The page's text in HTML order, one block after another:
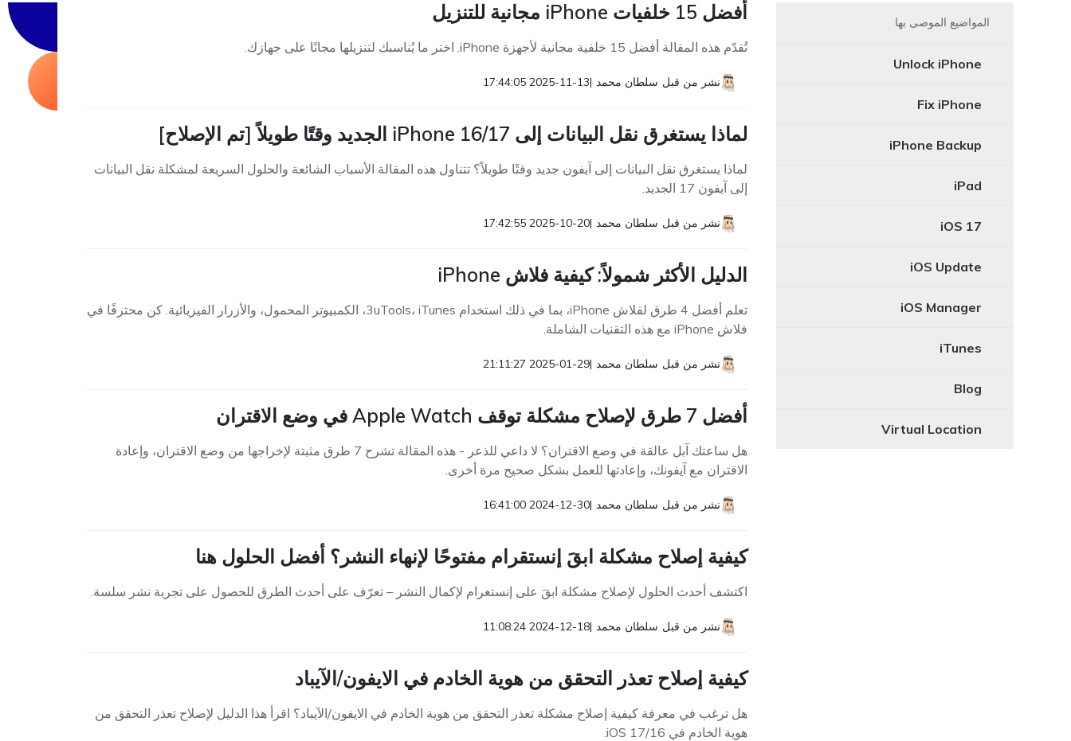
المواضيع الموصى بها
Unlock iPhone
Fix iPhone
iPhone Backup
iPad
iOS 17
iOS Update
iOS Manager
iTunes
Blog
Virtual Location
أفضل 15 خلفيات iPhone مجانية للتنزيل
تُقدّم هذه المقالة أفضل 15 خلفية مجانية لأجهزة iPhone. اختر ما يُناسبك لتنزيلها مجانًا على جهازك.
نشر من قبل سلطان محمد |
2025-11-13 17:44:05
لماذا يستغرق نقل البيانات إلى iPhone 16/17 الجديد وقتًا طويلاً [تم الإصلاح]
لماذا يستغرق نقل البيانات إلى آيفون جديد وقتًا طويلاً؟ تتناول هذه المقالة الأسباب الشائعة والحلول السريعة لمشكلة نقل البيانات
إلى آيفون 17 الجديد.
نشر من قبل سلطان محمد |
2025-10-20 17:42:55
الدليل الأكثر شمولاً: كيفية فلاش iPhone
تعلم أفضل 4 طرق لفلاش iPhone، بما في ذلك استخدام 3uTools، iTunes، الكمبيوتر المحمول، والأزرار الفيزيائية. كن محترفًا في
فلاش iPhone مع هذه التقنيات الشاملة.
نشر من قبل سلطان محمد |
2025-01-29 21:11:27
أفضل 7 طرق لإصلاح مشكلة توقف Apple Watch في وضع الاقتران
هل ساعتك آبل عالقة في وضع الاقتران؟ لا داعي للذعر - هذه المقالة تشرح 7 طرق مثبتة لإخراجها من وضع الاقتران، وإعادة
الاقتران مع آيفونك، وإعادتها للعمل بشكل صحيح مرة أخرى.
نشر من قبل سلطان محمد |
2024-12-30 16:41:00
كيفية إصلاح مشكلة ابقَ إنستقرام مفتوحًا لإنهاء النشر؟ أفضل الحلول هنا
اكتشف أحدث الحلول لإصلاح مشكلة ابقَ على إنستغرام لإكمال النشر – تعرّف على أحدث الطرق للحصول على تجربة نشر سلسة.
نشر من قبل سلطان محمد |
2024-12-18 11:08:24
كيفية إصلاح تعذر التحقق من هوية الخادم في الايفون/الآيباد
هل ترغب في معرفة كيفية إصلاح مشكلة تعذر التحقق من هوية الخادم في الايفون/الآيباد؟ اقرأ هذا الدليل لإصلاح تعذر التحقق من
هوية الخادم في iOS 17/16.